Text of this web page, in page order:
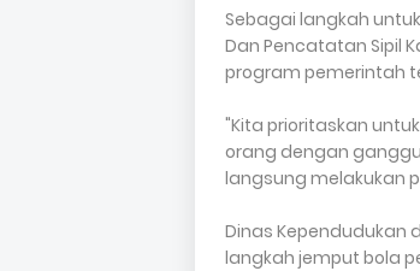
Sebagai langkah
Dan Pencatatan Sipil
program pemerintah
"Kita prioritaskan
orang dengan
langsung melakukan
Dinas Kependudukan
langkah jemput bola